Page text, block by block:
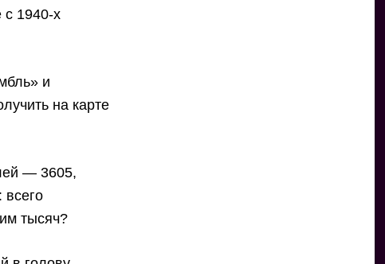
1940-х
и
на карте
— 3605,
всего
тысяч?